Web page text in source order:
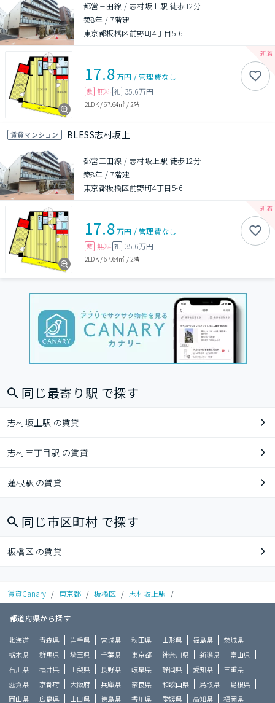
都営三田線 / 志村坂上駅 徒歩12分
築8年 / 7階建
東京都板橋区前野町4丁目5-6
17.8万円 /管理費なし
敷 無料 礼 35.6万円
2LDK/67.64㎡ / 2階
賃貸マンション BLESS志村坂上
都営三田線 / 志村坂上駅 徒歩12分
築8年 / 7階建
東京都板橋区前野町4丁目5-6
17.8万円 /管理費なし
敷 無料 礼 35.6万円
2LDK/67.64㎡ / 2階
同じ最寄り駅 で探す
志村坂上駅 の賃貸
志村三丁目駅 の賃貸
蓮根駅 の賃貸
同じ市区町村 で探す
板橋区 の賃貸
賃貸Canary / 東京都 / 板橋区 / 志村坂上駅 /
都道府県から探す
北海道 青森県 岩手県 宮城県 秋田県 山形県 福島県
茨城県
栃木県
群馬県 埼玉県 千葉県 東京都 神奈川県 新潟県
富山県
石川県
福井県 山梨県 長野県 岐阜県 静岡県 愛知県
三重県
滋賀県
京都府 大阪府 兵庫県 奈良県 和歌山県 鳥取県
島根県
岡山県
広島県 山口県 徳島県 香川県 愛媛県 高知県 福岡県